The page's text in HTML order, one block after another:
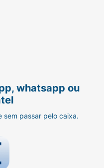
whatsapp ou
sem passar pelo caixa.